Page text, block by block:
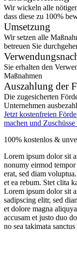
Wir wickeln alle
dass diese zu 100%
Umsetzung
Wir setzen alle
betreuen Sie
Sie erhalten den
Maßnahmen
Auszahlung der
Die zugesicherten
Unternehmen
Jetzt kostenfreien
machen und
100% kostenlos &
Lorem ipsum dolor sit
nonumy eirmod
erat, sed diam
et ea rebum. Stet clita
Lorem ipsum dolor sit
sadipscing elitr, sed
et dolore magna
accusam et justo duo
no sea takimata